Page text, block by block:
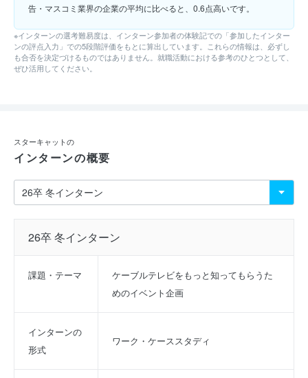
告・マスコミ業界の企業の平均に比べると、0.6点高いです。
※インターンの選考難易度は、インターン参加者の体験記での「参加したインター
ンの評点入力」での5段階評価をもとに算出しています。これらの情報は、必ずし
も合否を決定づけるものではありません。就職活動における参考のひとつとして、
ぜひ活用してください。
スターキャットの
インターンの概要
26卒 冬インターン
課題・テーマ
ケーブルテレビをもっと知ってもらうた
めのイベント企画
インターンの
形式
ワーク・ケーススタディ